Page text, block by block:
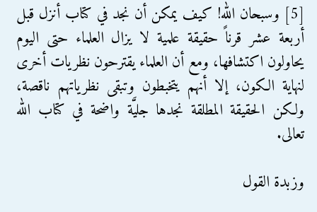
[5] وسبحان الله! كيف يمكن أن نجد في كتاب أنزل قبل
أربعة عشر قرناً حقيقة علمية لا يزال العلماء حتى اليوم
يحاولون اكتشافها، ومع أن العلماء يقترحون نظريات أخرى
لنهاية الكون، إلا أنهم يتخبطون وتبقى نظرياتهم ناقصة،
ولكن الحقيقة المطلقة نجدها جليَّة واضحة في كتاب الله
تعالى.
وزبدة القول